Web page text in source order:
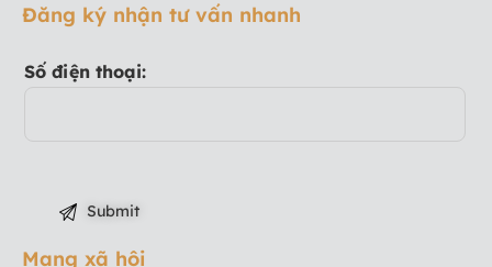
Đăng ký nhận tư vấn nhanh
Số điện thoại:
Mạng xã hội